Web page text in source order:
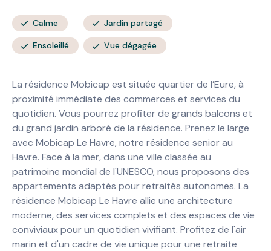
Calme Jardin partagé
Ensoleillé Vue dégagée
La résidence Mobicap est située quartier de l’Eure, à
proximité immédiate des commerces et services du
quotidien. Vous pourrez profiter de grands balcons et
du grand jardin arboré de la résidence. Prenez le large
avec Mobicap Le Havre, notre résidence senior au
Havre. Face à la mer, dans une ville classée au
patrimoine mondial de l'UNESCO, nous proposons des
appartements adaptés pour retraités autonomes. La
résidence Mobicap Le Havre allie une architecture
moderne, des services complets et des espaces de vie
conviviaux pour un quotidien vivifiant. Profitez de l'air
marin et d'un cadre de vie unique pour une retraite